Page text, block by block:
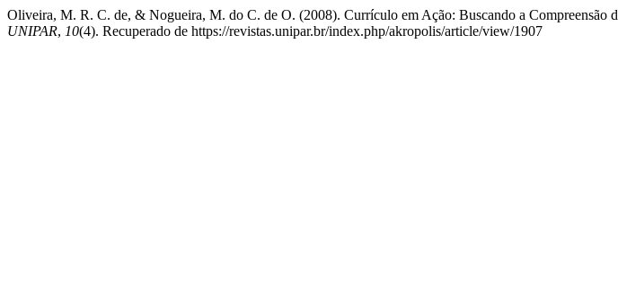
Oliveira, M. R. C. de, & Nogueira, M. do C. de O. (2008). Currículo em Ação: Buscando a Compreensão
UNIPAR, 10(4). Recuperado de https://revistas.unipar.br/index.php/akropolis/article/view/1907